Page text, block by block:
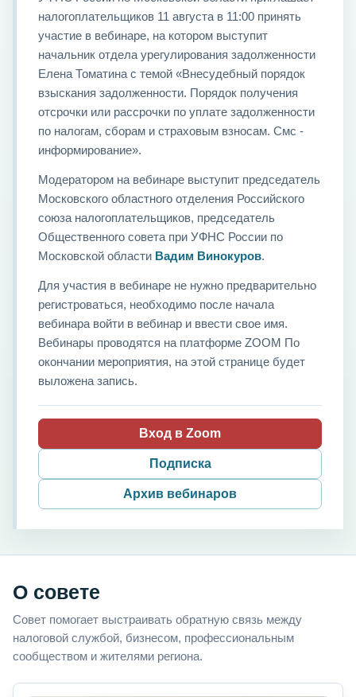
налогоплательщиков 11 августа в 11:00 принять
участие в вебинаре, на котором выступит
начальник отдела урегулирования задолженности
Елена Томатина с темой «Внесудебный порядок
взыскания задолженности. Порядок получения
отсрочки или рассрочки по уплате задолженности
по налогам, сборам и страховым взносам. Смс -
информирование».
Модератором на вебинаре выступит председатель
Московского областного отделения Российского
союза налогоплательщиков, председатель
Общественного совета при УФНС России по
Московской области Вадим Винокуров.
Для участия в вебинаре не нужно предварительно
регистроваться, необходимо после начала
вебинара войти в вебинар и ввести свое имя.
Вебинары проводятся на платформе ZOOM По
окончании мероприятия, на этой странице будет
выложена запись.
Вход в Zoom
Подписка
Архив вебинаров
О совете
Совет помогает выстраивать обратную связь между
налоговой службой, бизнесом, профессиональным
сообществом и жителями региона.